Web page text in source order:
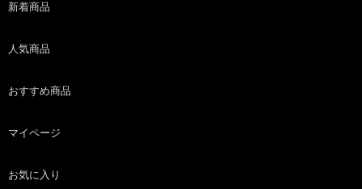
新着商品
人気商品
おすすめ商品
マイページ
お気に入り